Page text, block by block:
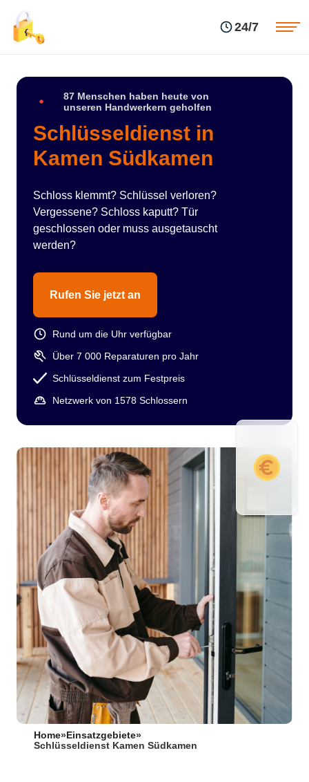
24/7
87 Menschen haben heute von
unseren Handwerkern geholfen
Schlüsseldienst in
Kamen Südkamen
Schloss klemmt? Schlüssel verloren?
Vergessene? Schloss kaputt? Tür
geschlossen oder muss ausgetauscht
werden?
Rufen Sie jetzt an
Rund um die Uhr verfügbar
Über 7 000 Reparaturen pro Jahr
Schlüsseldienst zum Festpreis
Netzwerk von 1578 Schlossern
Home» Einsatzgebiete»
Schlüsseldienst Kamen Südkamen